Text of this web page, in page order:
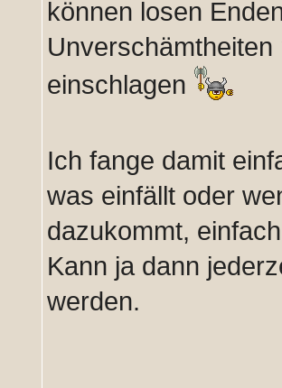
können losen
einschlagen
Ich fange damit
was einfällt oder
dazukommt,
Kann ja dann
werden.